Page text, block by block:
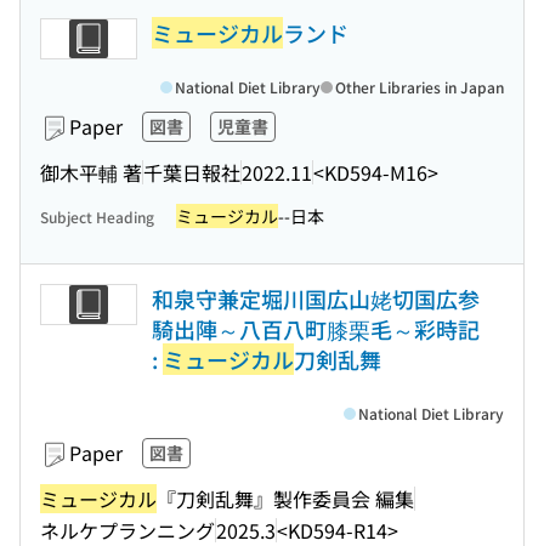
ミュージカルランド
Paper 図書 児童書
御木平輔 著千葉日報社2022.11<KD594-M16>
National Diet Library Other Libraries in Japan
Subject Heading ミュージカル--日本
和泉守兼定堀川国広山姥切国広参
騎出陣～八百八町膝栗毛～彩時記
: ミュージカル刀剣乱舞
Paper 図書
ミュージカル 『刀剣乱舞』製作委員会 編集
ネルケプランニング2025.3<KD594-R14>
National Diet Library